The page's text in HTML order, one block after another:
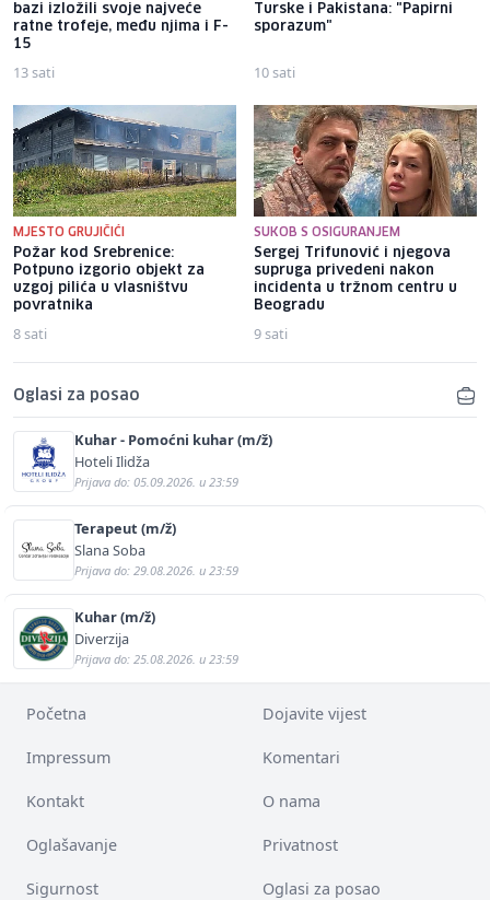
bazi izložili svoje najveće
ratne trofeje, među njima i F-
15
13 sati
Turske i Pakistana: "Papirni
sporazum"
10 sati
MJESTO GRUJIČIĆI
Požar kod Srebrenice:
Potpuno izgorio objekt za
uzgoj pilića u vlasništvu
povratnika
8 sati
SUKOB S OSIGURANJEM
Sergej Trifunović i njegova
supruga privedeni nakon
incidenta u tržnom centru u
Beogradu
9 sati
Oglasi za posao
Kuhar - Pomoćni kuhar (m/ž)
Hoteli Ilidža
Prijava do: 05.09.2026. u 23:59
Terapeut (m/ž)
Slana Soba
Prijava do: 29.08.2026. u 23:59
Kuhar (m/ž)
Diverzija
Prijava do: 25.08.2026. u 23:59
Početna Dojavite vijest
Impressum Komentari
Kontakt O nama
Oglašavanje Privatnost
Sigurnost Oglasi za posao